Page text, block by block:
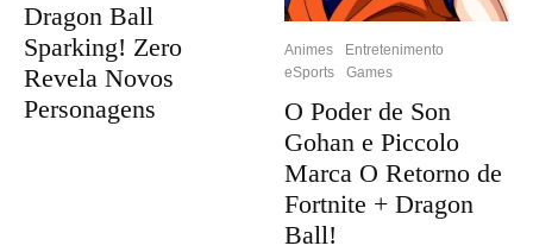
Dragon Ball
Sparking! Zero
Revela Novos
Personagens
Animes
Entretenimento
eSports
Games
O Poder de Son
Gohan e Piccolo
Marca O Retorno de
Fortnite + Dragon
Ball!